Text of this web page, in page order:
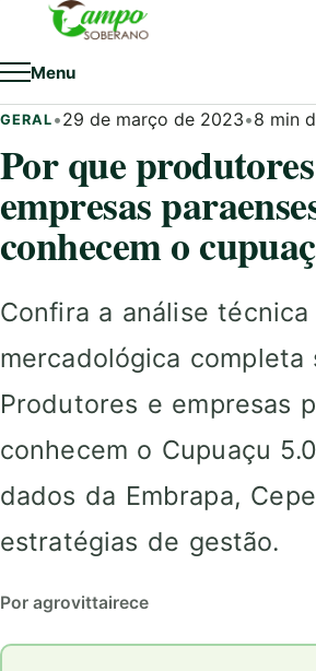
Pular para o conteúdo
Menu
GERAL •29 de março de 2023•8 min
Por que
empresas
conhecem o
Confira a análise técnica
mercadológica completa
Produtores e empresas
conhecem o Cupuaçu
dados da Embrapa,
estratégias de gestão.
Por agrovittairece